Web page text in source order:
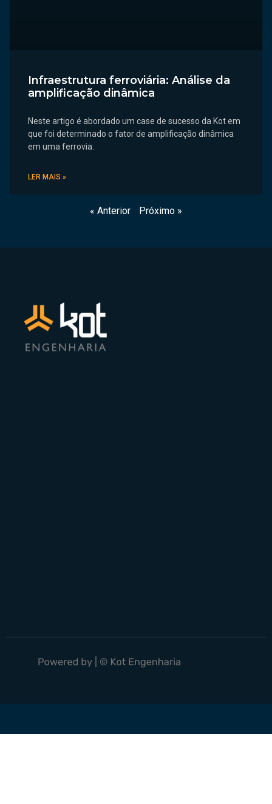
Infraestrutura ferroviária: Análise da
amplificação dinâmica
Neste artigo é abordado um case de sucesso da Kot em
que foi determinado o fator de amplificação dinâmica
em uma ferrovia.
LER MAIS »
« Anterior Próximo »